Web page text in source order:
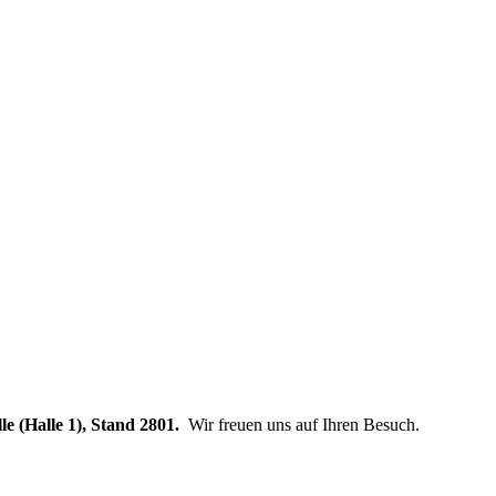
(Halle 1), Stand 2801. Wir freuen uns auf Ihren Besuch.